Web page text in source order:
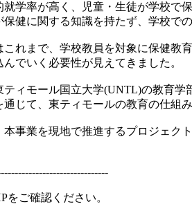
学率が高く、児童・生徒が学校で
保健に関する知識を持たず、学校で
これまで、学校教員を対象に保健教
でいく必要性が見えてきました。
ティモール国立大学(UNTL)の教育
通じて、東ティモールの教育の仕組
本事業を現地で推進するプロジェク
をご確認ください。